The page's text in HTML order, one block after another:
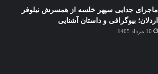
ماجرای جدایی سپهر خلسه از همسرش نیلوفر
اردلان؛ بیوگرافی و داستان آشنایی
10 مرداد 1405